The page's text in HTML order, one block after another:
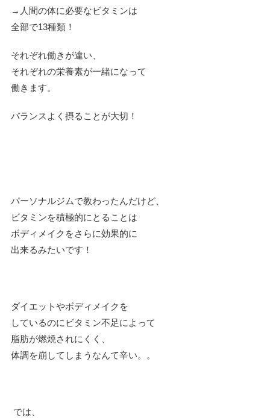
→人間の体に必要なビタミンは
全部で13種類！
それぞれ働きが違い、
それぞれの栄養素が一緒になって
働きます。
バランスよく摂ることが大切！
パーソナルジムで教わったんだけど、
ビタミンを積極的にとることは
ボディメイクをさらに効果的に
出来るみたいです！
ダイエットやボディメイクを
しているのにビタミン不足によって
脂肪が燃焼されにくく、
体調を崩してしまうなんて辛い。。
では、